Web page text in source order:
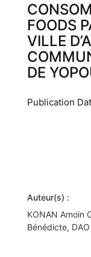
FOODS
VILLE
DE
Publication
Auteur(s) :
KONAN Amoin
Bénédicte,